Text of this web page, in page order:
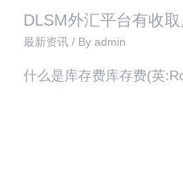
DLSM外汇平台有收
最新资讯/ By admin
什么是库存费库存费(英